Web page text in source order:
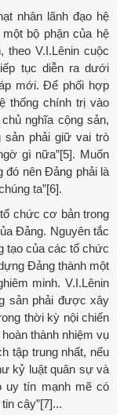
nhân lãnh đạo hệ
bộ phận của hệ
theo V.I.Lênin cuộc
tục diễn ra dưới
mới. Để phối hợp
thống chính trị vào
nghĩa cộng sản,
sản phải giữ vai trò
gì nữa”[5]. Muốn
đó nên Đảng phải là
ta”[6].
chức cơ bản trong
Đảng. Nguyên tắc
tạo của các tổ chức
Đảng thành một
minh. V.I.Lênin
sản phải được xây
thời kỳ nội chiến
thành nhiệm vụ
tập trung nhất, nếu
kỷ luật quân sự và
uy tín mạnh mẽ có
cậy”[7]...